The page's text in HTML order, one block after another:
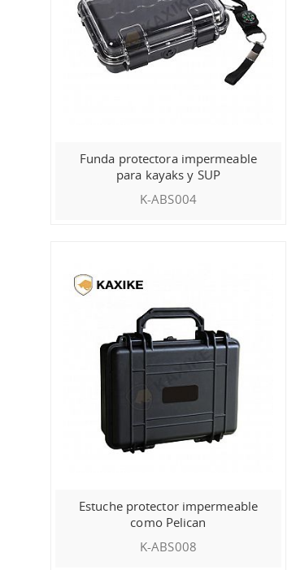
Funda protectora impermeable
para kayaks y SUP
K-ABS004
Estuche protector impermeable
como Pelican
K-ABS008